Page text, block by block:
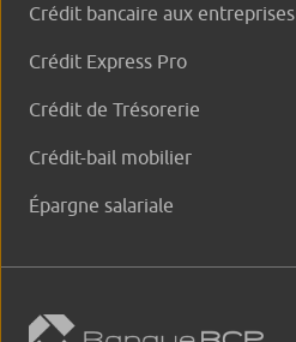
Crédit bancaire aux entreprises
Crédit Express Pro
Crédit de Trésorerie
Crédit-bail mobilier
Épargne salariale